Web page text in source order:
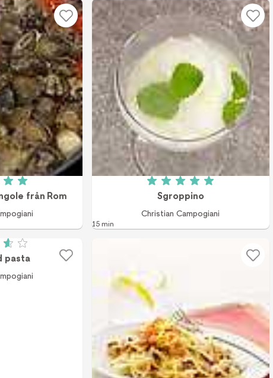
5 av 5 (1 röster)
från Rom
Betyg: 5 av 5 (1 röster)
Sgroppino
Christian Campogiani
15 min
3.64 av 5 (14 röster)
pasta